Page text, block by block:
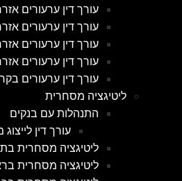
עורך דין ערעורים
עורך דין ערעורים
עורך דין ערעורים
עורך דין ערעורים
עורך דין ערעורים
ליטיגציה מסחרית
התנהלות עם בנקים
עורך דין
ליטיגציה מסחרית
ליטיגציה מסחרית